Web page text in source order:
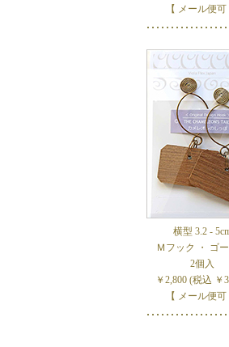
【 メール便可
横型 3.2 -
Ｍフック ・ ゴ
2個入
￥2,800 (税込 ￥
【 メール便可